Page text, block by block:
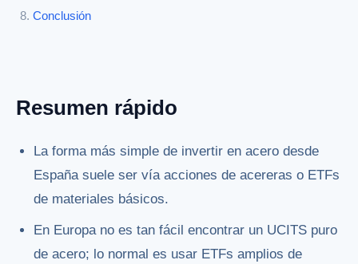
Conclusión
Resumen rápido
La forma más simple de invertir en acero desde
España suele ser vía acciones de acereras o ETFs
de materiales básicos.
En Europa no es tan fácil encontrar un UCITS puro
de acero; lo normal es usar ETFs amplios de